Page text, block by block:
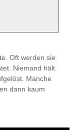
Oft werden sie
Niemand hält
Manche
dann kaum